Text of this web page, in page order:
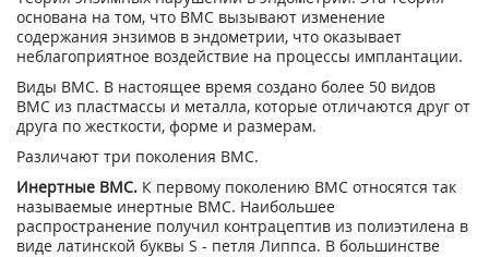
основана на том, что ВМС вызывают изменение
содержания энзимов в эндометрии, что оказывает
неблагоприятное воздействие на процессы имплантации.
Виды ВМС. В настоящее время создано более 50 видов
ВМС из пластмассы и металла, которые отличаются друг от
друга по жесткости, форме и размерам.
Различают три поколения ВМС.
Инертные ВМС. К первому поколению ВМС относятся так
называемые инертные ВМС. Наибольшее
распространение получил контрацептив из полиэтилена в
виде латинской буквы S - петля Липпса. В большинстве